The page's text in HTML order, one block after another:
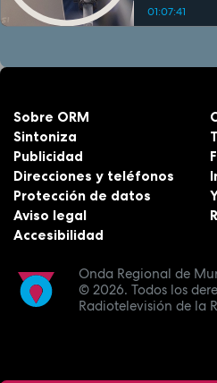
01:07:41
Onda Regional de
© 2026. Todos los
Radiotelevisión de la
Sobre ORM
Sintoniza
Publicidad
Direcciones y teléfonos
Protección de datos
Aviso legal
Accesibilidad